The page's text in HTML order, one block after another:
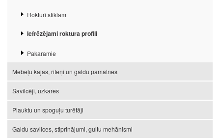
Rokturi stiklam
Iefrēzējami roktura profili
Pakaramie
Mēbeļu kājas, riteņi un galdu pamatnes
Savilcēji, uzkares
Plauktu un spoguļu turētāji
Galdu savilces, stiprinājumi, gultu mehānismi